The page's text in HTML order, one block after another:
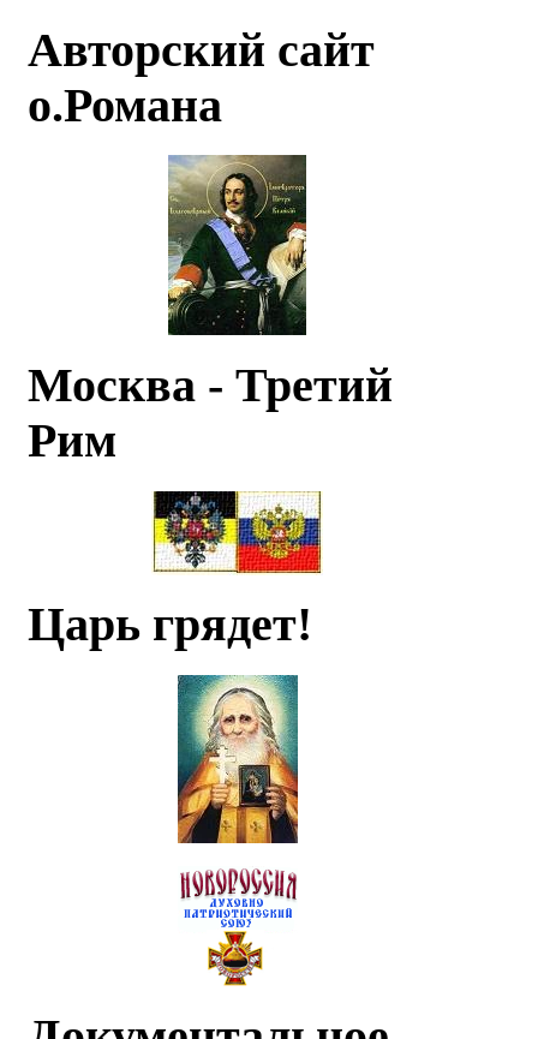
Авторский сайт
о.Романа
Москва - Третий
Рим
Царь грядет!